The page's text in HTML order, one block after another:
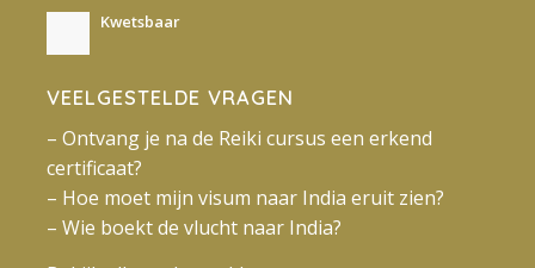
Kwetsbaar
VEELGESTELDE VRAGEN
– Ontvang je na de Reiki cursus een erkend
certificaat?
– Hoe moet mijn visum naar India eruit zien?
– Wie boekt de vlucht naar India?